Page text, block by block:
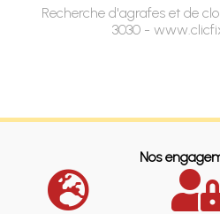
Recherche d'agrafes et de
3030 -
Nos